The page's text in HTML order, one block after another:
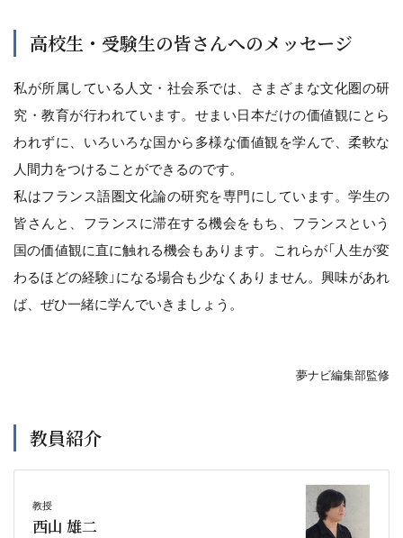
高校生・受験生の皆さんへのメッセージ
私が所属している人文・社会系では、さまざまな文化圏の研
究・教育が行われています。せまい日本だけの価値観にとら
われずに、いろいろな国から多様な価値観を学んで、柔軟な
人間力をつけることができるのです。
私はフランス語圏文化論の研究を専門にしています。学生の
皆さんと、フランスに滞在する機会をもち、フランスという
国の価値観に直に触れる機会もあります。これらが「人生が変
わるほどの経験」になる場合も少なくありません。興味があれ
ば、ぜひ一緒に学んでいきましょう。
夢ナビ編集部監修
教員紹介
教授
西山 雄二